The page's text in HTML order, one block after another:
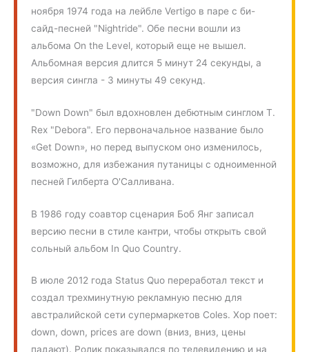
ноября 1974 года на лейбле Vertigo в паре с би-
сайд-песней "Nightride". Обе песни вошли из
альбома On the Level, который еще не вышел.
Альбомная версия длится 5 минут 24 секунды, а
версия сингла - 3 минуты 49 секунд.
"Down Down" был вдохновлен дебютным синглом T.
Rex "Debora". Его первоначальное название было
«Get Down», но перед выпуском оно изменилось,
возможно, для избежания путаницы с одноименной
песней Гилберта О'Салливана.
В 1986 году соавтор сценария Боб Янг записал
версию песни в стиле кантри, чтобы открыть свой
сольный альбом In Quo Country.
В июле 2012 года Status Quo переработал текст и
создал трехминутную рекламную песню для
австралийской сети супермаркетов Coles. Хор поет:
down, down, prices are down (вниз, вниз, цены
падают). Ролик показывался по телевидению и на